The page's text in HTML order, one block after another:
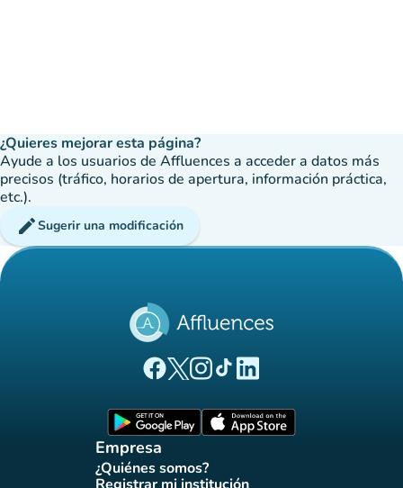
¿Quieres mejorar esta página?
Ayude a los usuarios de Affluences a acceder a datos más
precisos (tráfico, horarios de apertura, información práctica,
etc.).
editSugerir una modificación
(nueva pestaña)
(nueva pestaña)
(nueva pestaña)
(nueva pestaña)
(nueva pestaña)
Empresa
¿Quiénes somos?
(nueva pestaña)